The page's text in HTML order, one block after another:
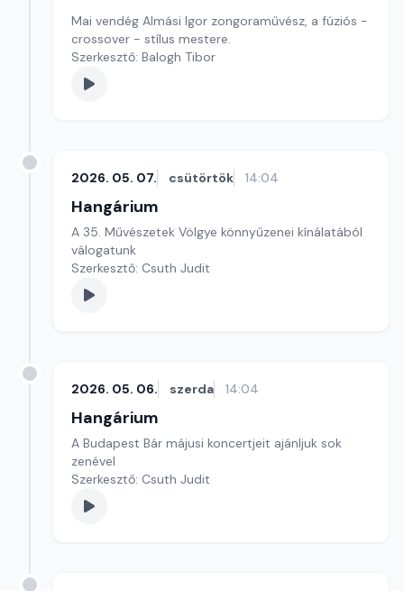
Mai vendég Almási Igor zongoraművész, a fúziós -
crossover - stílus mestere.
Szerkesztő: Balogh Tibor
2026. 05. 07. csütörtök 14:04
Hangárium
A 35. Művészetek Völgye könnyűzenei kínálatából
válogatunk
Szerkesztő: Csuth Judit
2026. 05. 06. szerda 14:04
Hangárium
A Budapest Bár májusi koncertjeit ajánljuk sok
zenével
Szerkesztő: Csuth Judit